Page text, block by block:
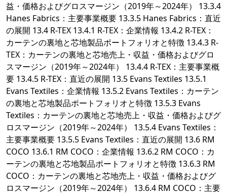
益・価格およびグロスマージン（2019年～2024年） 13.3.4
Hanes Fabrics：主要事業概要 13.3.5 Hanes Fabrics：直近
の展開 13.4 R-TEX 13.4.1 R-TEX：企業情報 13.4.2 R-TEX：
カーテンの裏地と芯地製品ポートフォリオと特徴 13.4.3 R-
TEX：カーテンの裏地と芯地売上・収益・価格およびグロ
スマージン（2019年～2024年） 13.4.4 R-TEX：主要事業概
要 13.4.5 R-TEX：直近の展開 13.5 Evans Textiles 13.5.1
Evans Textiles：企業情報 13.5.2 Evans Textiles：カーテン
の裏地と芯地製品ポートフォリオと特徴 13.5.3 Evans
Textiles：カーテンの裏地と芯地売上・収益・価格およびグ
ロスマージン（2019年～2024年） 13.5.4 Evans Textiles：
主要事業概要 13.5.5 Evans Textiles：直近の展開 13.6 RM
COCO 13.6.1 RM COCO：企業情報 13.6.2 RM COCO：カ
ーテンの裏地と芯地製品ポートフォリオと特徴 13.6.3 RM
COCO：カーテンの裏地と芯地売上・収益・価格およびグ
ロスマージン（2019年～2024年） 13.6.4 RM COCO：主要